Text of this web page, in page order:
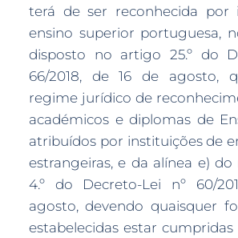
terá de ser reconhecida por
ensino superior portuguesa,
disposto no artigo 25.º do
66/2018, de 16 de agosto,
regime jurídico de
académicos e diplomas de
atribuídos por instituições de
estrangeiras, e da alínea e) do
4.º do Decreto-Lei nº 60/
agosto, devendo quaisquer
estabelecidas estar